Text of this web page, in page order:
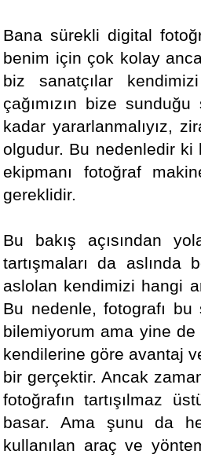
Bana sürekli digital
benim için çok kolay
biz sanatçılar
çağımızın bize
kadar yararlanmalıyız,
olgudur. Bu nedenledir
ekipmanı fotoğraf
gereklidir.
Bu bakış açısından
tartışmaları da
aslolan kendimizi hangi
Bu nedenle, fotografı
bilemiyorum ama yine de
kendilerine göre avantaj
bir gerçektir. Ancak
fotoğrafın tartışılmaz
basar. Ama şunu da
kullanılan araç ve